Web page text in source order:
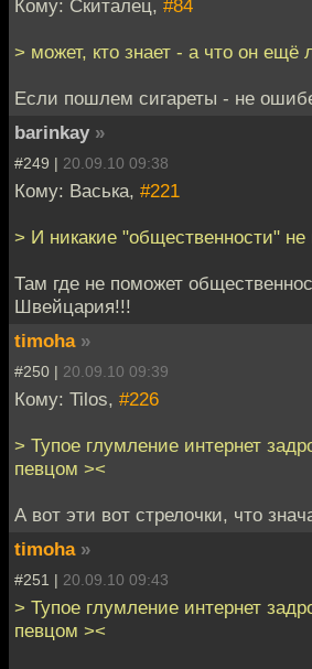
Кому: Скиталец, #84
> может, кто знает - а что он ещё
Если пошлем сигареты - не
barinkay »
#249 | 20.09.10 09:38
Кому: Васька, #221
> И никакие "общественности" не
Там где не поможет
Швейцария!!!
timoha »
#250 | 20.09.10 09:39
Кому: Tilos, #226
> Тупое глумление интернет
певцом ><
А вот эти вот стрелочки, что
timoha »
#251 | 20.09.10 09:43
> Тупое глумление интернет
певцом ><